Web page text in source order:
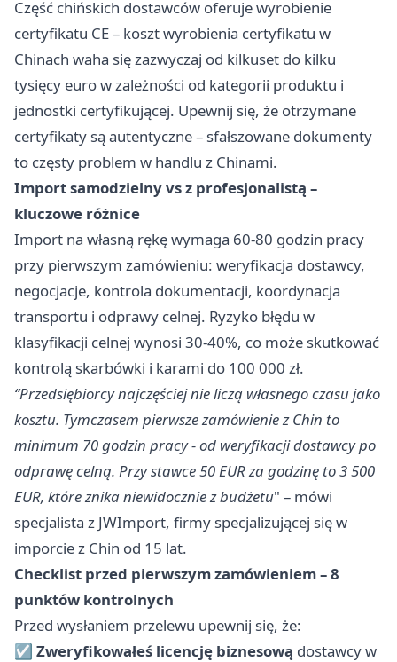
Część chińskich dostawców oferuje wyrobienie
certyfikatu CE – koszt wyrobienia certyfikatu w
Chinach waha się zazwyczaj od kilkuset do kilku
tysięcy euro w zależności od kategorii produktu i
jednostki certyfikującej. Upewnij się, że otrzymane
certyfikaty są autentyczne – sfałszowane dokumenty
to częsty problem w handlu z Chinami.
Import samodzielny vs z profesjonalistą –
kluczowe różnice
Import na własną rękę wymaga 60-80 godzin pracy
przy pierwszym zamówieniu: weryfikacja dostawcy,
negocjacje, kontrola dokumentacji, koordynacja
transportu i odprawy celnej. Ryzyko błędu w
klasyfikacji celnej wynosi 30-40%, co może skutkować
kontrolą skarbówki i karami do 100 000 zł.
“Przedsiębiorcy najczęściej nie liczą własnego czasu jako
kosztu. Tymczasem pierwsze zamówienie z Chin to
minimum 70 godzin pracy - od weryfikacji dostawcy po
odprawę celną. Przy stawce 50 EUR za godzinę to 3 500
EUR, które znika niewidocznie z budżetu" – mówi
specjalista z JWImport, firmy specjalizującej się w
imporcie z Chin od 15 lat.
Checklist przed pierwszym zamówieniem – 8
punktów kontrolnych
Przed wysłaniem przelewu upewnij się, że:
☑ Zweryfikowałeś licencję biznesową dostawcy w